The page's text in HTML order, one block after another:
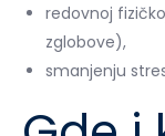
redovnoj
zglobove),
smanjenju